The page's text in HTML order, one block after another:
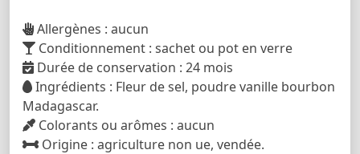
Allergènes : aucun
Conditionnement : sachet ou pot en verre
Durée de conservation : 24 mois
Ingrédients : Fleur de sel, poudre vanille bourbon
Madagascar.
Colorants ou arômes : aucun
Origine : agriculture non ue, vendée.